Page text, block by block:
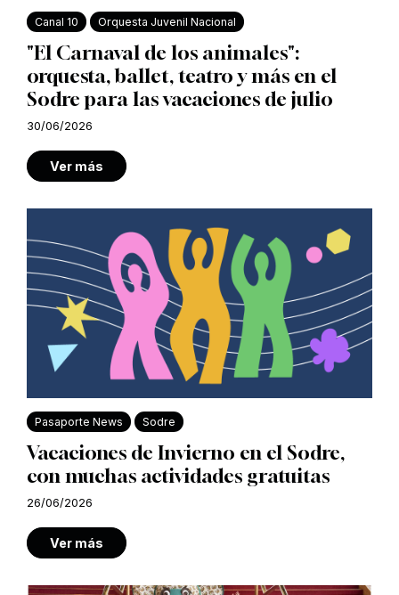
Canal 10 Orquesta Juvenil Nacional
"El Carnaval de los animales":
orquesta, ballet, teatro y más en el
Sodre para las vacaciones de julio
30/06/2026
Ver más
Pasaporte News Sodre
Vacaciones de Invierno en el Sodre,
con muchas actividades gratuitas
26/06/2026
Ver más